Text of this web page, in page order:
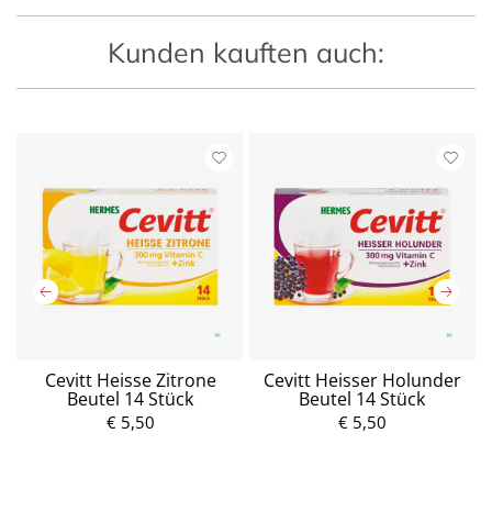
Kunden kauften auch:
Cevitt Heisse Zitrone
Beutel 14 Stück
€ 5,50
Cevitt Heisser Holunder
Beutel 14 Stück
€ 5,50